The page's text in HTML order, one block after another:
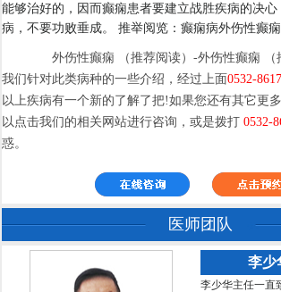
能够治好的，因而癫痫患者要建立战胜疾病的决心
病，不要功败垂成。 推举阅览：癫痫病外伤性癫痫
外伤性癫痫 （推荐阅读）-外伤性癫痫 （
我们针对此类病种的一些介绍，经过上面0532-
以上疾病有一个新的了解了把!如果您还有其它更
以点击我们的相关网站进行咨询，或是拨打0532-
惑。
医师团队
李少
李少华主任一直